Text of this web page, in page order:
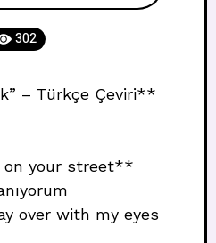
302
– Türkçe Çeviri**
your street**
over with my eyes